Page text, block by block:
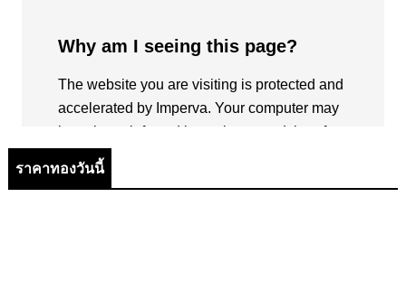
ราคาทองวันนี้